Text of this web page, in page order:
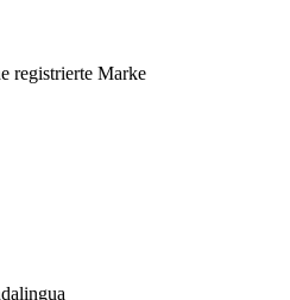
registrierte Marke